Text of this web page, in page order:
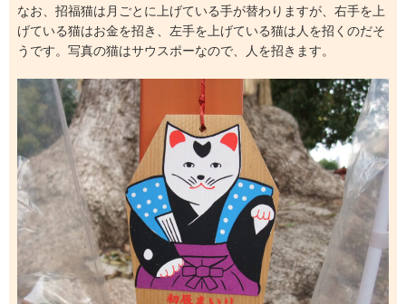
なお、招福猫は月ごとに上げている手が替わりますが、右手を上
げている猫はお金を招き、左手を上げている猫は人を招くのだそ
うです。写真の猫はサウスポーなので、人を招きます。